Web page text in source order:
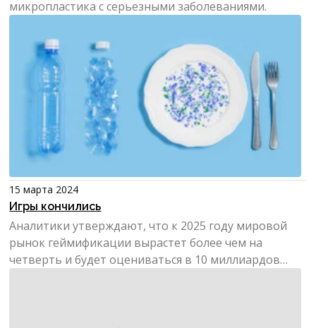
микропластика с серьезными заболеваниями.
15 марта 2024
Игры кончились
Аналитики утверждают, что к 2025 году мировой
рынок геймификации вырастет более чем на
четверть и будет оцениваться в 10 миллиардов